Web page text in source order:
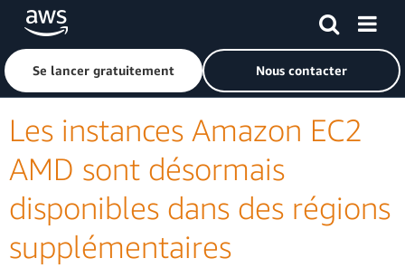
Passer au contenu principal
Cliquer ici pour revenir à la page d'accueil d'Amazon Web
Se lancer gratuitement Nous contacter
Les instances Amazon EC2
AMD sont désormais
disponibles dans des régions
supplémentaires